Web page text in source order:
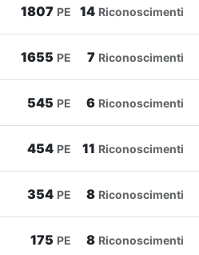
1807 PE 14 Riconoscimenti
1655 PE 7 Riconoscimenti
545 PE 6 Riconoscimenti
454 PE 11 Riconoscimenti
354 PE 8 Riconoscimenti
175 PE 8 Riconoscimenti